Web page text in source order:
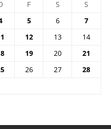
F S
S
5 6
7
12 13
14
19 20
21
26 27
28